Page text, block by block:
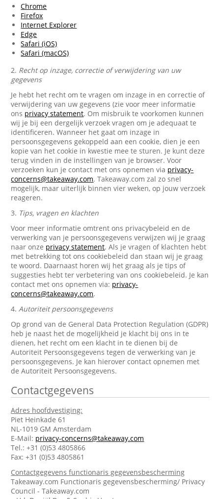
Chrome
Firefox
Internet Explorer
Edge
Safari (iOS)
Safari (macOS)
2. Recht op inzage, correctie of verwijdering van uw
gegevens
Je hebt het recht om te vragen om inzage in en correctie of
verwijdering van uw gegevens (zie voor meer informatie
ons privacy statement. Om misbruik te voorkomen kunnen
wij je bij een dergelijk verzoek vragen om je adequaat te
identificeren. Wanneer het gaat om inzage in
persoonsgegevens gekoppeld aan een cookie, dien je een
kopie van het cookie in kwestie mee te sturen. Je kunt deze
terug vinden in de instellingen van je browser. Voor
verzoeken kun je contact met ons opnemen via privacy-
concerns@takeaway.com. Takeaway.com zal zo snel
mogelijk, maar uiterlijk binnen vier weken, op jouw verzoek
reageren.
3. Tips, vragen en klachten
Voor meer informatie omtrent ons privacybeleid en de
verwerking van je persoonsgegevens verwijzen wij je graag
naar onze privacy statement. Als je vragen of klachten hebt
met betrekking tot ons cookiebeleid dan staan wij je graag
te woord. Daarnaast horen wij het graag als je tips of
suggesties hebt ter verbetering van ons cookiebeleid. Je kan
contact met ons opnemen via: privacy-
concerns@takeaway.com.
4.Autoriteit persoonsgegevens
Op grond van de General Data Protection Regulation (GDPR)
heb je naast het de mogelijkheid je klacht bij ons in te
dienen, het recht om een klacht in te dienen bij de
Autoriteit Persoonsgegevens tegen de verwerking van je
persoonsgegevens. Je kan hierover contact opnemen met
de Autoriteit Persoonsgegevens.
Contactgegevens
Adres hoofdvestiging:
Piet Heinkade 61
NL-1019 GM Amsterdam
E-Mail: privacy-concerns@takeaway.com
Tel.: +31 (0)53 4805866
Fax: +31 (0)53 4805861
Contactgegevens functionaris gegevensbescherming
Takeaway.com Functionaris gegevensbescherming/ Privacy
Council - Takeaway.com